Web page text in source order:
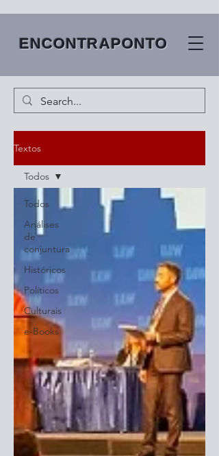
ENCONTRAPONTO
Textos
Todos
Análises
de
conjuntura
Históricos
Políticos
Culturais
e-Books
Todos